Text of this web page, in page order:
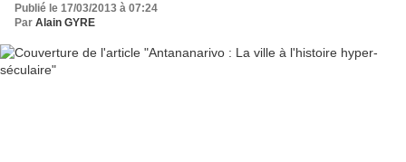
Publié le 17/03/2013 à 07:24
Par Alain GYRE